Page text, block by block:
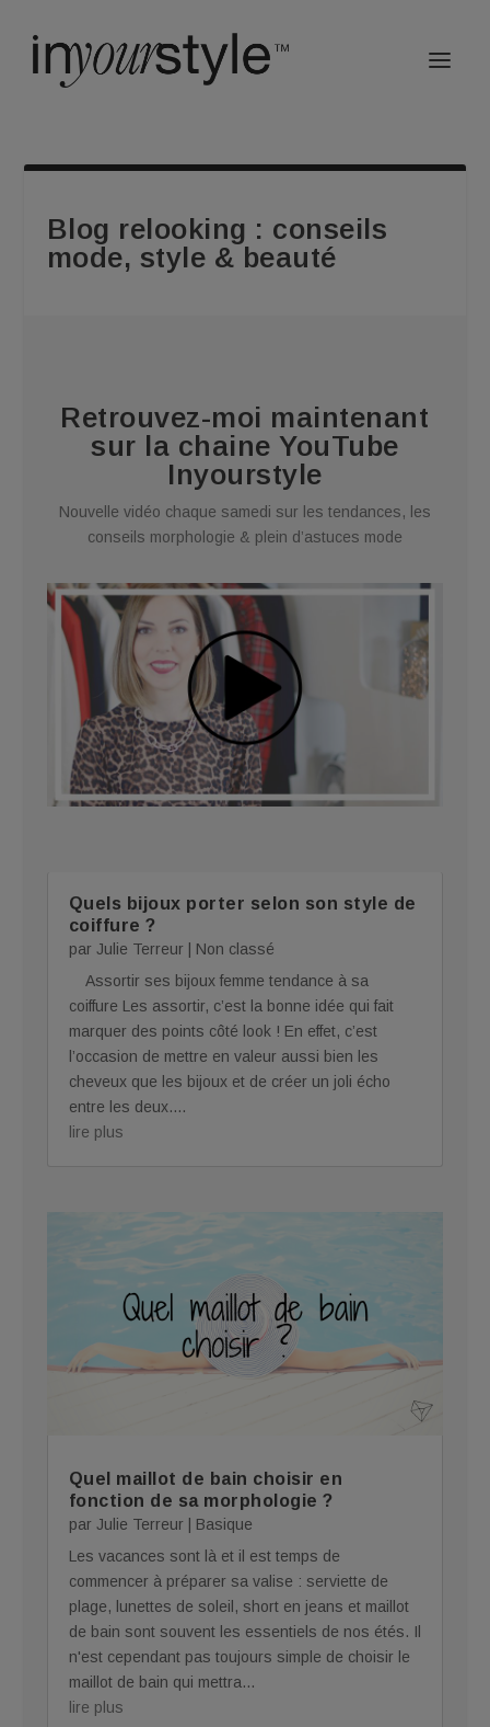
Blog relooking : conseils
mode, style & beauté
Retrouvez-moi maintenant
sur la chaine YouTube
Inyourstyle
Nouvelle vidéo chaque samedi sur les tendances, les
conseils morphologie & plein d’astuces mode
Quels bijoux porter selon son style de
coiffure ?
par Julie Terreur
Non classé
Assortir ses bijoux femme tendance à sa
coiffure Les assortir, c’est la bonne idée qui fait
marquer des points côté look ! En effet, c’est
l’occasion de mettre en valeur aussi bien les
cheveux que les bijoux et de créer un joli écho
entre les deux....
lire plus
Quel maillot de bain choisir en
fonction de sa morphologie ?
par Julie Terreur
Basique
Les vacances sont là et il est temps de
commencer à préparer sa valise : serviette de
plage, lunettes de soleil, short en jeans et maillot
de bain sont souvent les essentiels de nos étés. Il
n'est cependant pas toujours simple de choisir le
maillot de bain qui mettra...
lire plus